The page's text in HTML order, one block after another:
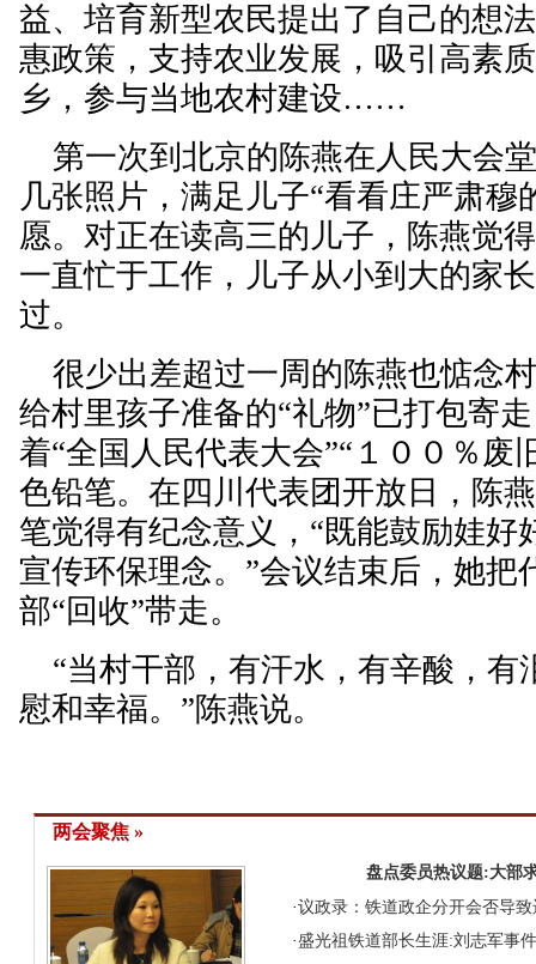
益、培育新型农民提出了自己的想
惠政策，支持农业发展，吸引高素
乡，参与当地农村建设……
第一次到北京的陈燕在人民大会
几张照片，满足儿子“看看庄严肃穆
愿。对正在读高三的儿子，陈燕觉
一直忙于工作，儿子从小到大的家
过。
很少出差超过一周的陈燕也惦念
给村里孩子准备的“礼物”已打包寄
着“全国人民代表大会”“１００％废
色铅笔。在四川代表团开放日，陈
笔觉得有纪念意义，“既能鼓励娃好
宣传环保理念。”会议结束后，她把
部“回收”带走。
“当村干部，有汗水，有辛酸，有
慰和幸福。”陈燕说。
两会聚焦 »
盘点委员热议题:大部
·议政录：铁道政企分开会否导
·盛光祖铁道部长生涯:刘志军事